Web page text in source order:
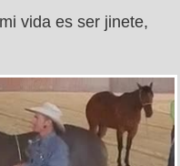
vida es ser jinete,